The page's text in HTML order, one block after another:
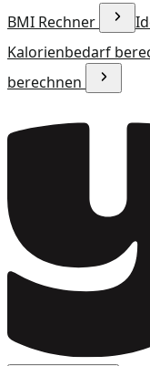
BMI Rechner
Kalorienbedarf
berechnen